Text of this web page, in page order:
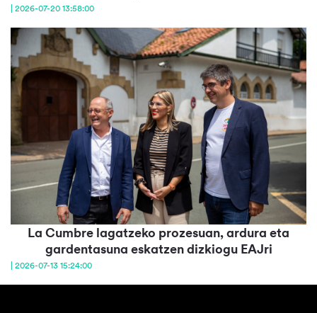
| 2026-07-20 13:58:00
La Cumbre lagatzeko prozesuan, ardura eta
gardentasuna eskatzen dizkiogu EAJri
| 2026-07-13 15:24:00